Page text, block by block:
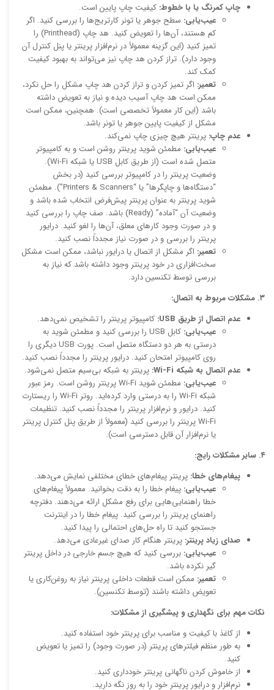
چاپ کمرنگ یا با خطوط: کیفیت چاپ پایین است.
عیب‌یابی: سطح جوهر یا تونر کارتریج‌ها را بررسی کنید. اگر
کم هستند، آن‌ها را تعویض کنید. هد چاپ (Printhead) را
تمیز کنید (این گزینه معمولاً در نرم‌افزار پرینتر یا پنل کنترل آن
وجود دارد). تراز کردن هد چاپ نیز می‌تواند به بهبود کیفیت
کمک کند.
تعمیر: اگر تمیز کردن و تراز کردن هد چاپ مشکل را حل نکرد،
ممکن است هد چاپ آسیب دیده و نیاز به تعویض داشته
باشد (این کار معمولاً تخصصی است). همچنین، ممکن است
مشکل از کیفیت پایین جوهر یا تونر باشد.
عدم چاپ: پرینتر هیچ چیزی چاپ نمی‌کند.
عیب‌یابی: مطمئن شوید پرینتر روشن است و به کامپیوتر
متصل شده است (از طریق کابل USB یا شبکه Wi-Fi).
وضعیت پرینتر را در کامپیوتر بررسی کنید (در بخش
“دستگاه‌ها و چاپگرها” یا “Printers & Scanners”). مطمئن
شوید پرینتر به عنوان پرینتر پیش‌فرض انتخاب شده باشد و
وضعیت آن “آماده” (Ready) باشد. صف چاپ را بررسی کنید
و در صورت وجود کارهای معلق، آن‌ها را لغو کنید. درایور
پرینتر را بررسی و در صورت نیاز مجدداً نصب کنید.
تعمیر: اگر مشکل از اتصال یا درایور نباشد، ممکن است مشکل
سخت‌افزاری در خود پرینتر وجود داشته باشد که نیاز به
بررسی توسط تکنسین دارد.
۳. مشکلات مربوط به اتصال:
عدم اتصال از طریق USB:
کامپیوتر پرینتر را تشخیص نمی‌دهد.
عیب‌یابی:
کابل USB را بررسی کنید و مطمئن شوید به
درستی به هر دو دستگاه متصل است. پورت USB دیگری را
روی کامپیوتر امتحان کنید. درایور پرینتر را مجدداً نصب کنید.
عدم اتصال به شبکه Wi-Fi:
پرینتر به شبکه بی‌سیم متصل نمی‌شود.
عیب‌یابی:
مطمئن شوید Wi-Fi پرینتر روشن است. رمز عبور
شبکه Wi-Fi را به درستی وارد کرده‌اید. روتر Wi-Fi را ریستارت
کنید. درایور و نرم‌افزار پرینتر را مجدداً نصب کنید. تنظیمات
Wi-Fi پرینتر را بررسی کنید (معمولاً از طریق پنل کنترل پرینتر
یا نرم‌افزار آن قابل دسترسی است).
۴. سایر مشکلات رایج:
پیغام‌های خطا: پرینتر پیغام‌های خطای مختلفی نمایش می‌دهد.
عیب‌یابی: پیغام خطا را به دقت بخوانید. معمولاً پیغام‌های
خطا راهنمایی‌هایی برای رفع مشکل ارائه می‌دهند. دفترچه
راهنمای پرینتر را بررسی کنید. پیغام خطا را در اینترنت
جستجو کنید تا راه حل‌های احتمالی را پیدا کنید.
صدای زیاد پرینتر: پرینتر هنگام کار صدای غیرعادی می‌دهد.
عیب‌یابی: بررسی کنید که هیچ جسم خارجی در داخل پرینتر
گیر نکرده باشد.
تعمیر: ممکن است قطعات داخلی پرینتر نیاز به روغن‌کاری یا
تعویض داشته باشند (توسط تکنسین).
نکات مهم برای نگهداری و پیشگیری از مشکلات:
از کاغذ با کیفیت و مناسب برای پرینتر خود استفاده کنید.
به طور منظم فیلترهای پرینتر (در صورت وجود) را تمیز یا تعویض
کنید.
از خاموش کردن ناگهانی پرینتر خودداری کنید.
نرم‌افزار و درایور پرینتر خود را به روز نگه دارید.